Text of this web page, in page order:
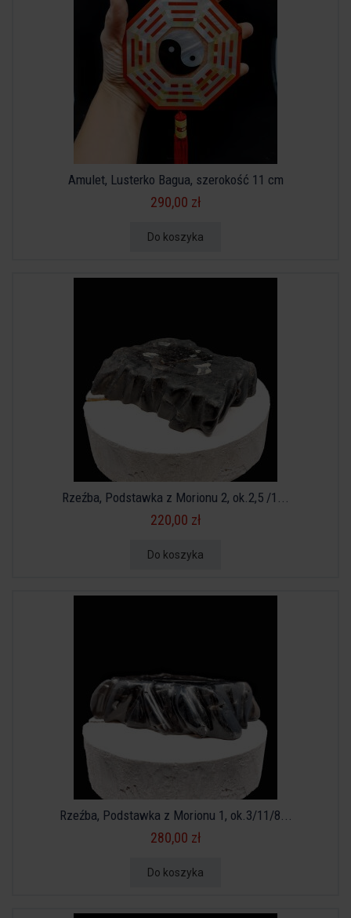
Amulet, Lusterko Bagua, szerokość 11 cm
290,00 zł
Do koszyka
Rzeźba, Podstawka z Morionu 2, ok.2,5 /1...
220,00 zł
Do koszyka
Rzeźba, Podstawka z Morionu 1, ok.3/11/8...
280,00 zł
Do koszyka